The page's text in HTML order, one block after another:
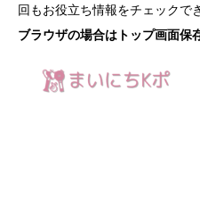
回もお役立ち情報をチェックで
ブラウザの場合はトップ画面保